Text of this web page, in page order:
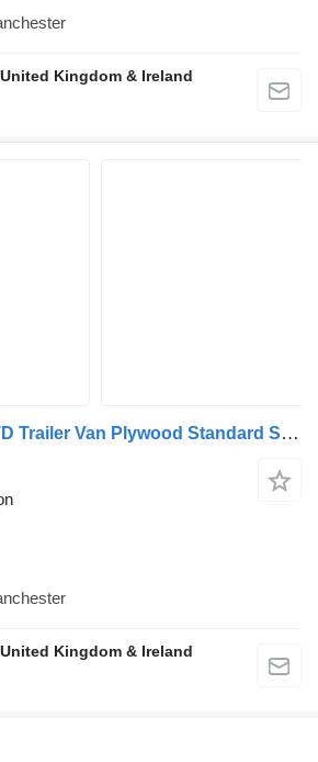
Kingdom & Ireland
SDC TRAILERS LTD Trailer Van Plywood Standard Straight
Kingdom & Ireland